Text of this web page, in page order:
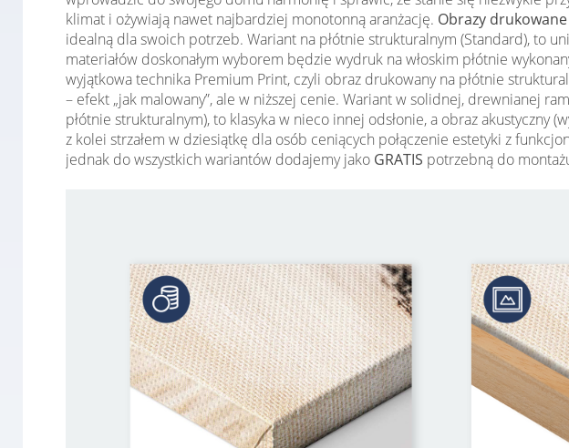
klimat i ożywiają nawet najbardziej monotonną aranżację. Obrazy
idealną dla swoich potrzeb. Wariant na płótnie strukturalnym (Standard), to
materiałów doskonałym wyborem będzie wydruk na włoskim płótnie
wyjątkowa technika Premium Print, czyli obraz drukowany na płótnie
– efekt „jak malowany”, ale w niższej cenie. Wariant w solidnej, drewnianej
płótnie strukturalnym), to klasyka w nieco innej odsłonie, a obraz
z kolei strzałem w dziesiątkę dla osób ceniących połączenie estetyki z
jednak do wszystkich wariantów dodajemy jako GRATIS potrzebną do